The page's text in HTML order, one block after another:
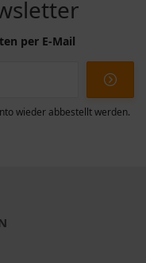
per E-Mail
wieder abbestellt werden.